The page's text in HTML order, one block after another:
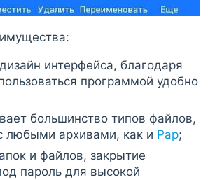
интерфейса, благодаря
программой удобно
большинство типов файлов,
любыми архивами, как и Рар;
и файлов, закрытие
пароль для высокой